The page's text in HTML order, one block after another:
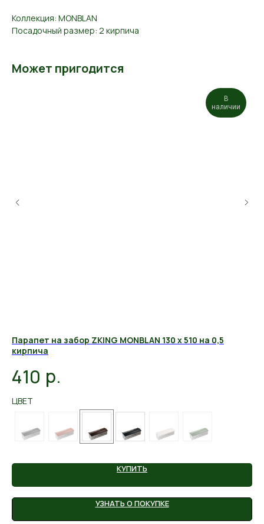
Коллекция: MONBLAN
Посадочный размер: 2 кирпича
Может пригодится
В
наличии
Парапет на забор ZKING MONBLAN 130 х 510 на 0,5
кирпича
410 р.
ЦВЕТ
КУПИТЬ
УЗНАТЬ О ПОКУПКЕ